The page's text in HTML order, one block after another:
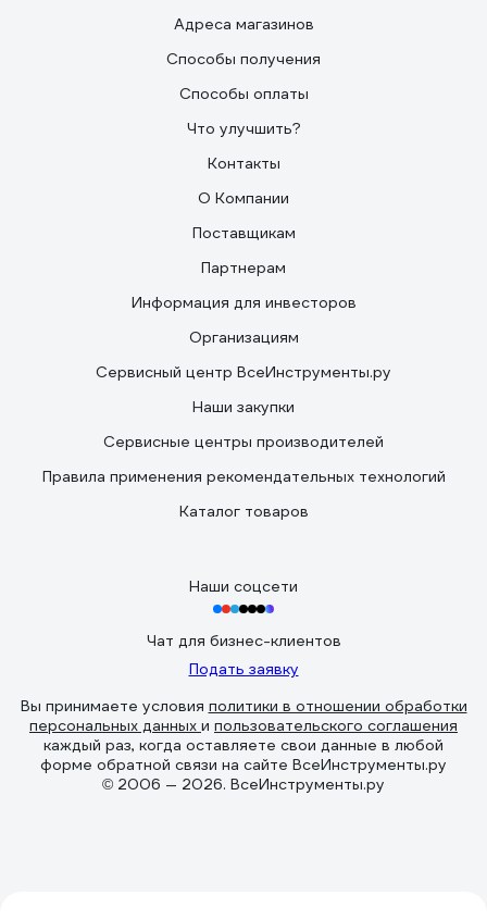
Адреса магазинов
Способы получения
Способы оплаты
Что улучшить?
Контакты
О Компании
Поставщикам
Партнерам
Информация для инвесторов
Организациям
Сервисный центр ВсеИнструменты.ру
Наши закупки
Сервисные центры производителей
Правила применения рекомендательных технологий
Каталог товаров
Наши соцсети
Чат для бизнес-клиентов
Подать заявку
Вы принимаете условия политики в отношении обработки
персональных данных и пользовательского соглашения
каждый раз, когда оставляете свои данные в любой
форме обратной связи на сайте ВсеИнструменты.ру
© 2006 — 2026. ВсеИнструменты.ру